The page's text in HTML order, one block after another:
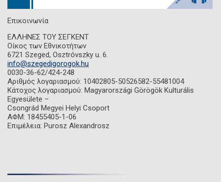
Επικοινωνία
ΕΛΛΗΝΕΣ ΤΟΥ ΣΕΓΚΕΝΤ
Οίκος των Εθνικοτήτων
6721 Szeged, Osztróvszky u. 6.
info@szegedigorogok.hu
0030-36-62/424-248
Αριθμός λογαριασμού: 10402805-50526582-55481004
Κάτοχος λογαριασμού: Magyarországi Görögök Kulturális
Egyesülete –
Csongrád Megyei Helyi Csoport
ΑΦΜ: 18455405-1-06
Επιμέλεια: Purosz Alexandrosz